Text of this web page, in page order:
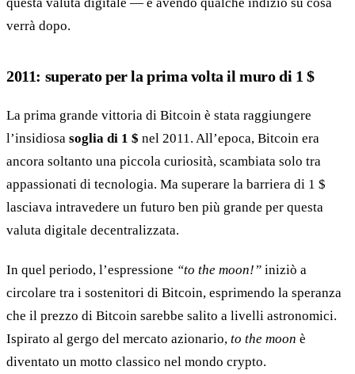
verrà dopo.
2011: superato per la prima volta il muro di 1 $
La prima grande vittoria di Bitcoin è stata raggiungere
l’insidiosa soglia di 1 $ nel 2011. All’epoca, Bitcoin era
ancora soltanto una piccola curiosità, scambiata solo tra
appassionati di tecnologia. Ma superare la barriera di 1 $
lasciava intravedere un futuro ben più grande per questa
valuta digitale decentralizzata.
In quel periodo, l’espressione “to the moon!” iniziò a
circolare tra i sostenitori di Bitcoin, esprimendo la speranza
che il prezzo di Bitcoin sarebbe salito a livelli astronomici.
Ispirato al gergo del mercato azionario, to the moon è
diventato un motto classico nel mondo crypto.